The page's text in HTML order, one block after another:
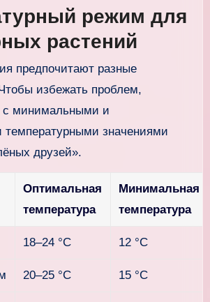
режим для
растений
предпочитают разные
избежать проблем,
с минимальными и
значениями
друзей».
Оптимальная
температура
Минимальная
температура
18–24 °C 12 °C
20–25 °C 15 °C